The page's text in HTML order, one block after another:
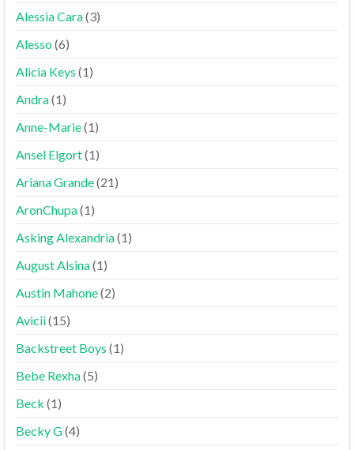
Alessia Cara(3)
Alesso(6)
Alicia Keys (1)
Andra(1)
Anne-Marie(1)
Ansel Elgort(1)
Ariana Grande(21)
AronChupa(1)
Asking Alexandria(1)
August Alsina(1)
Austin Mahone(2)
Avicii(15)
Backstreet Boys (1)
Bebe Rexha(5)
Beck (1)
Becky G(4)